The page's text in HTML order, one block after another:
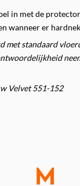
in met de
wanneer er
standaard
Velvet 551-152